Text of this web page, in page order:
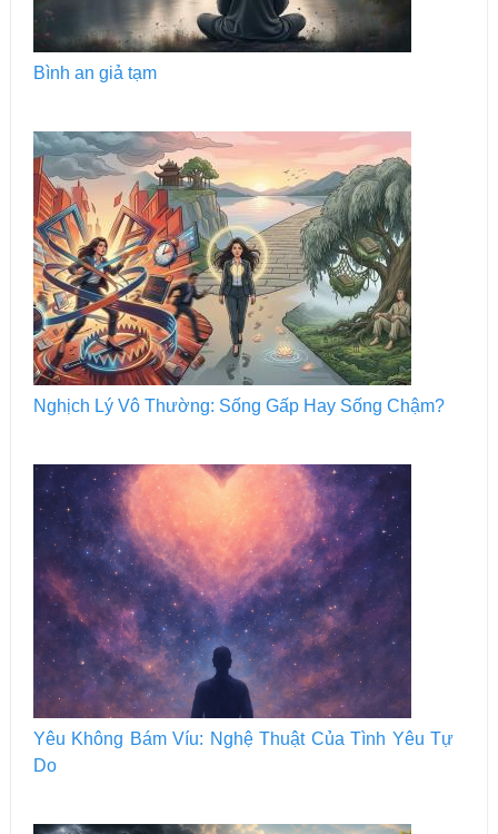
Bình an giả tạm
Nghịch Lý Vô Thường: Sống Gấp Hay Sống Chậm?
Yêu Không Bám Víu: Nghệ Thuật Của Tình Yêu Tự
Do